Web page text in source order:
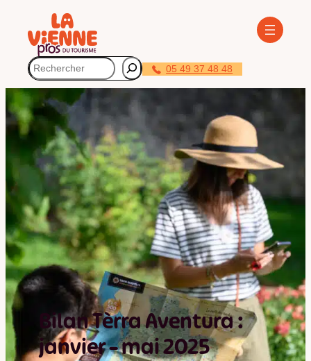
Rechercher 05 49 37 48 48
Bilan Tèrra Aventura :
janvier – mai 2025